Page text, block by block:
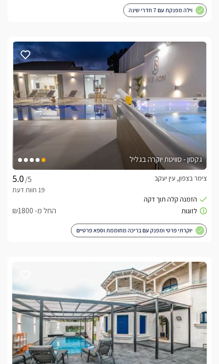
וילה מפנקת עם 7 חדרי שינה
גקסון - סוויטת יוקרה בגליל
/5
צימר בצפון, עין יעקב
החל מ- ₪1800
יוקרתי פרטי ומפנק עם בריכה מחוממת וספא פרטיים